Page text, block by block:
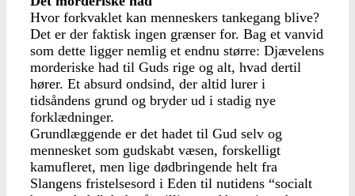
Hvor forkvaklet kan menneskers tankegang blive?
Det er der faktisk ingen grænser for. Bag et vanvid
som dette ligger nemlig et endnu større: Djævelens
morderiske had til Guds rige og alt, hvad dertil
hører. Et absurd ondsind, der altid lurer i
tidsåndens grund og bryder ud i stadig nye
forklædninger.
Grundlæggende er det hadet til Gud selv og
mennesket som gudskabt væsen, forskelligt
kamufleret, men lige dødbringende helt fra
Slangens fristelsesord i Eden til nutidens “socialt